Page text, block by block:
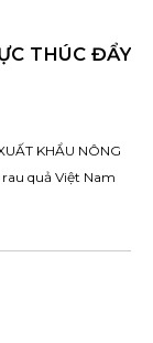
THÚC ĐẨY
KHẨU NÔNG
quả Việt Nam